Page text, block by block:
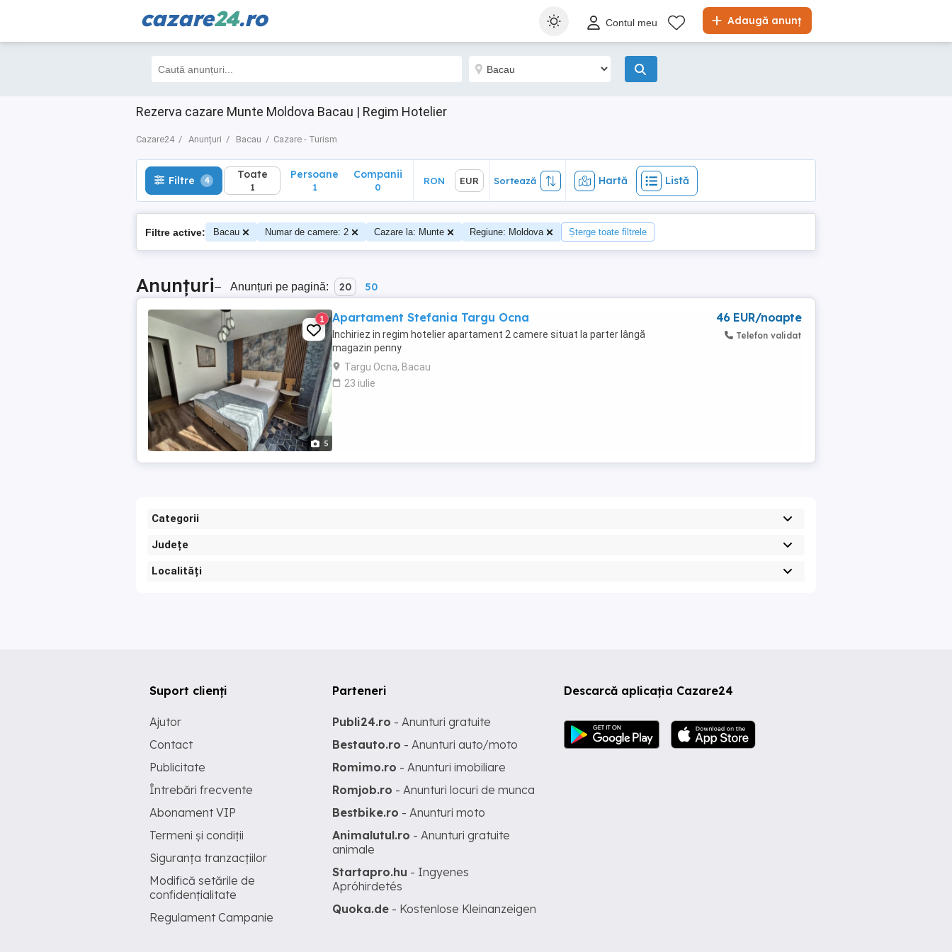
cazare24.ro Adaugă anunț
Contul meu
Rezerva cazare Munte Moldova Bacau | Regim Hotelier
Cazare24 Anunțuri Bacau Cazare - Turism
Filtre 4 Toate
1
Hartă Listă
Filtre 4 Toate
1
Persoane
1
Companii
0
RON EUR Sortează Hartă Listă
Filtre active: Bacau Numar de camere: 2 Cazare la: Munte Regiune: Moldova Șterge toate filtrele
Anunțuri– Anunțuri pe pagină: 20 50
5
1 Apartament Stefania Targu Ocna
Inchiriez in regim hotelier apartament 2 camere situat la parter lângă
magazin penny
Targu Ocna, Bacau
23 iulie
46 EUR/noapte
Telefon validat
Categorii
Județe
Localități
Descarcă aplicația Cazare24
Suport clienți
Ajutor
Contact
Publicitate
Întrebări frecvente
Abonament VIP
Termeni și condiții
Siguranța tranzacțiilor
Modifică setările de
confidențialitate
Regulament Campanie
Parteneri
Publi24.ro - Anunturi gratuite
Bestauto.ro - Anunturi auto/moto
Romimo.ro - Anunturi imobiliare
Romjob.ro - Anunturi locuri de munca
Bestbike.ro - Anunturi moto
Animalutul.ro - Anunturi gratuite
animale
Startapro.hu - Ingyenes
Apróhirdetés
Quoka.de - Kostenlose Kleinanzeigen